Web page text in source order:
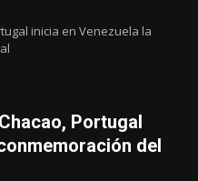
inicia en Venezuela la
Portugal
del